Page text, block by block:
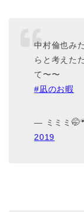
中村倫也み
らと考えた
て〜〜
#凪のお暇
— ミミミ
2019